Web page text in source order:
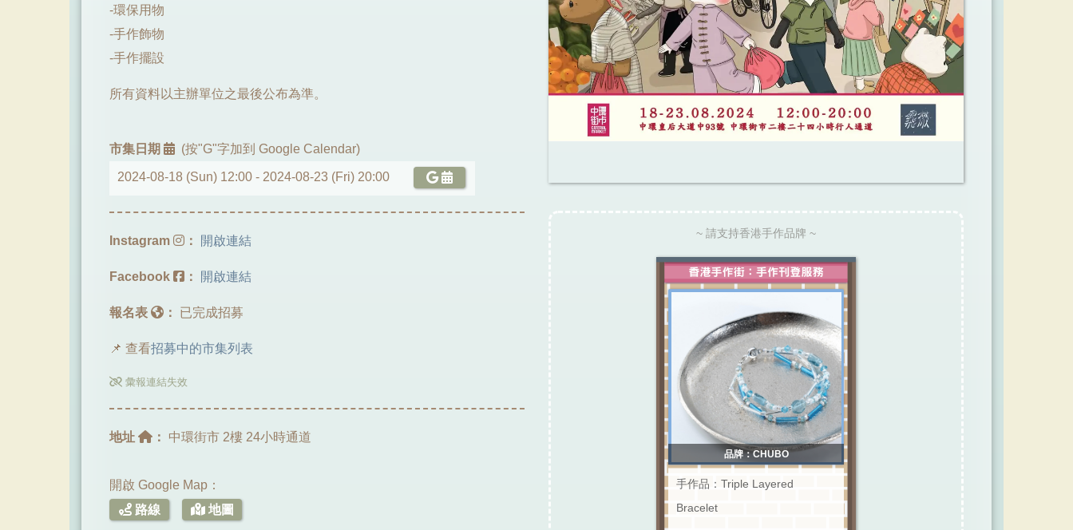
~ 請支持香港手作品牌 ~
品牌：CHUBO
手作品：Triple Layered
Bracelet
-環保⽤物
-手作飾物
-手作擺設
所有資料以主辦單位之最後公布為準。
市集日期 (按"G"字加到 Google Calendar)
2024-08-18 (Sun) 12:00 - 2024-08-23 (Fri) 20:00
Instagram ： 開啟連結
Facebook ： 開啟連結
報名表 ： 已完成招募
📌 查看招募中的市集列表
彙報連結失效
地址 ： 中環街市 2樓 24小時通道
開啟 Google Map：
路線
地圖